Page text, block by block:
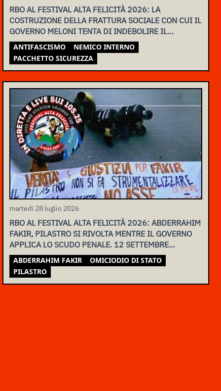
RBO AL FESTIVAL ALTA FELICITÀ 2026: LA
COSTRUZIONE DELLA FRATTURA SOCIALE CON CUI IL
GOVERNO MELONI TENTA DI INDEBOLIRE IL
MOVIMENTO
ANTIFASCISMO
NEMICO INTERNO
PACCHETTO SICUREZZA
martedì 28 luglio 2026
RBO AL FESTIVAL ALTA FELICITÀ 2026: ABDERRAHIM
FAKIR, PILASTRO SI RIVOLTA MENTRE IL GOVERNO
APPLICA LO SCUDO PENALE. 12 SETTEMBRE
ASSEMBLEA NAZIONALE
ABDERRAHIM FAKIR
OMICIODIO DI STATO
PILASTRO